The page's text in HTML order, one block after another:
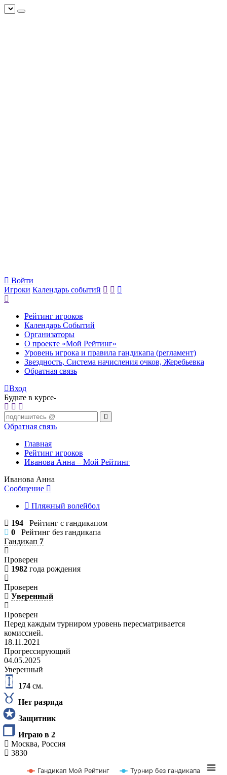
Войти
Игроки Календарь событий
Рейтинг игроков
Календарь Событий
Организаторы
О проекте «Мой Рейтинг»
Уровень игрока и правила гандикапа (регламент)
Звездность, Система начисления очков, Жеребьевка
Обратная связь
Вход
Будьте в курсе-
Обратная связь
Главная
Рейтинг игроков
Иванова Анна – Мой Рейтинг
Иванова Анна
Сообщение
Пляжный волейбол
194 Рейтинг с гандикапом
0 Рейтинг без гандикапа
Гандикап 7
Проверен
1982 года рождения
Проверен
Уверенный
Проверен
Перед каждым турниром уровень пересматривается
комиссией.
18.11.2021
Прогрессирующий
04.05.2025
Уверенный
174 см.
Нет разряда
Защитник
Играю в 2
Москва, Россия
3830
Гандикап Мой Рейтинг Турнир без гандикапа